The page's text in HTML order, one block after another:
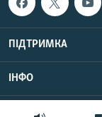
ПІДТРИМКА
ІНФО